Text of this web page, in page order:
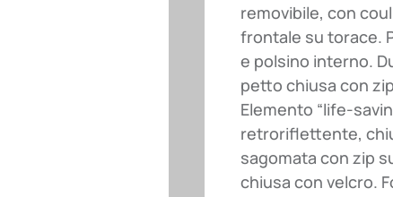
removibile, con
frontale su torace.
e polsino interno.
petto chiusa con
Elemento “life-
retroriflettente,
sagomata con zip
chiusa con velcro.